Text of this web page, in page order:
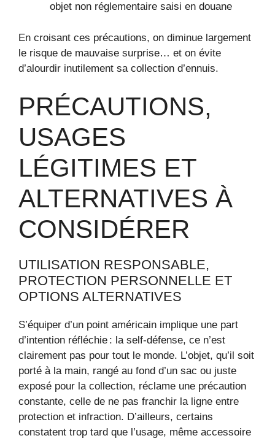
objet non réglementaire saisi en douane
En croisant ces précautions, on diminue largement
le risque de mauvaise surprise… et on évite
d’alourdir inutilement sa collection d’ennuis.
PRÉCAUTIONS,
USAGES
LÉGITIMES ET
ALTERNATIVES À
CONSIDÉRER
UTILISATION RESPONSABLE,
PROTECTION PERSONNELLE ET
OPTIONS ALTERNATIVES
S’équiper d’un point américain implique une part
d’intention réfléchie : la self-défense, ce n’est
clairement pas pour tout le monde. L’objet, qu’il soit
porté à la main, rangé au fond d’un sac ou juste
exposé pour la collection, réclame une précaution
constante, celle de ne pas franchir la ligne entre
protection et infraction. D’ailleurs, certains
constatent trop tard que l’usage, même accessoire